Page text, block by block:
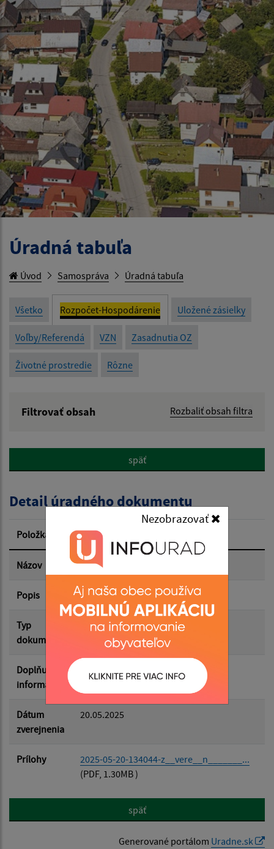
Nezobrazovať
Úradná tabuľa
Úvod Samospráva Úradná tabuľa
Všetko Rozpočet-Hospodárenie Uložené zásielky
Voľby/Referendá VZN Zasadnutia OZ
Životné prostredie Rôzne
Filtrovať obsah Rozbaliť obsah filtra
Popis:
Dátum zverejnenia od:
Dátum zverejnenia do:
Filtrovať Reset
späť
Detail úradného dokumentu
Položka Informácia
Názov Záverečný účet obce za rok 2024
Popis
Typ
dokumentu
Rozpočet-Hospodárenie
Doplňujúce
informácie
Dátum
zverejnenia
20.05.2025
Prílohy
2025-05-20-134044-z__vere__n_______...
(PDF, 1.30MB )
späť
Generované portálom Uradne.sk